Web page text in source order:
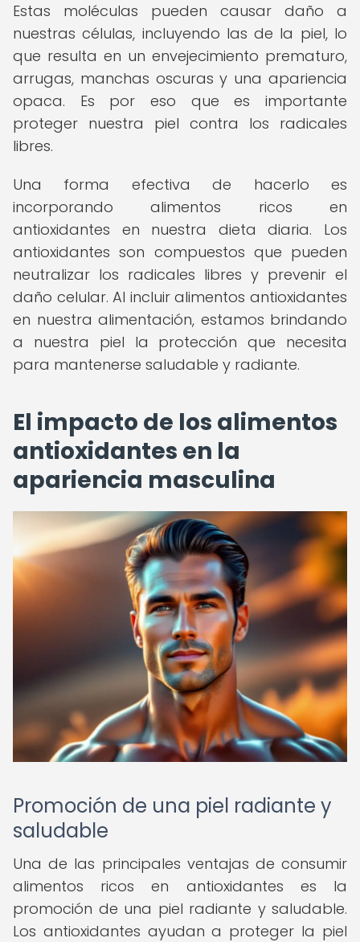
Estas moléculas pueden causar daño a
nuestras células, incluyendo las de la piel, lo
que resulta en un envejecimiento prematuro,
arrugas, manchas oscuras y una apariencia
opaca. Es por eso que es importante
proteger nuestra piel contra los radicales
libres.
Una forma efectiva de hacerlo es
incorporando alimentos ricos en
antioxidantes en nuestra dieta diaria. Los
antioxidantes son compuestos que pueden
neutralizar los radicales libres y prevenir el
daño celular. Al incluir alimentos antioxidantes
en nuestra alimentación, estamos brindando
a nuestra piel la protección que necesita
para mantenerse saludable y radiante.
El impacto de los alimentos
antioxidantes en la
apariencia masculina
Promoción de una piel radiante y
saludable
Una de las principales ventajas de consumir
alimentos ricos en antioxidantes es la
promoción de una piel radiante y saludable.
Los antioxidantes ayudan a proteger la piel